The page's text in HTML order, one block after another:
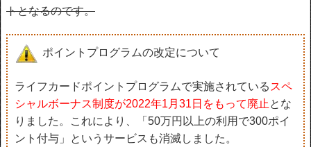
トとなるのです。
ポイントプログラムの改定について
ライフカードポイントプログラムで実施されている スペ
シャルボーナス制度が2022年1月31日をもって廃止 とな
りました。これにより、「50万円以上の利用で300ポイ
ント付与」というサービスも消滅しました。